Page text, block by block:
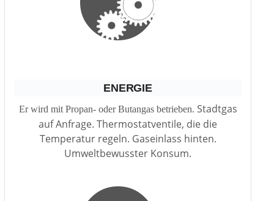
ENERGIE
Er wird mit Propan- oder Butangas betrieben. Stadtgas
auf Anfrage. Thermostatventile, die die
Temperatur regeln. Gaseinlass hinten.
Umweltbewusster Konsum.